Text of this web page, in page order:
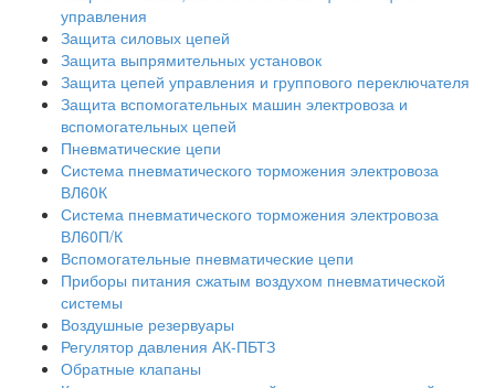
управления
Защита силовых цепей
Защита выпрямительных установок
Защита цепей управления и группового переключателя
Защита вспомогательных машин электровоза и
вспомогательных цепей
Пневматические цепи
Система пневматического торможения электровоза
ВЛ60К
Система пневматического торможения электровоза
ВЛ60П/К
Вспомогательные пневматические цепи
Приборы питания сжатым воздухом пневматической
системы
Воздушные резервуары
Регулятор давления АК-ПБТЗ
Обратные клапаны